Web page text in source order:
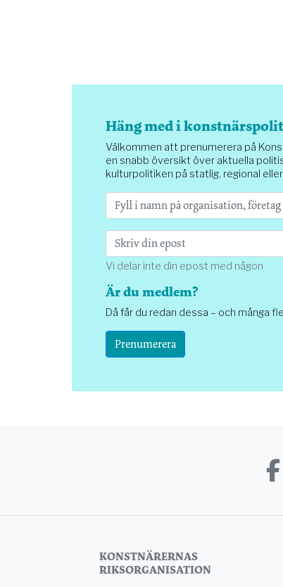
Häng med i
Välkommen att prenumerera på
en snabb översikt över aktuella
kulturpolitiken på statlig, regional
Vi delar inte din epost med någon
Är du medlem?
Då får du redan dessa – och många
Prenumerera
KONSTNÄRERNAS
RIKSORGANISATION